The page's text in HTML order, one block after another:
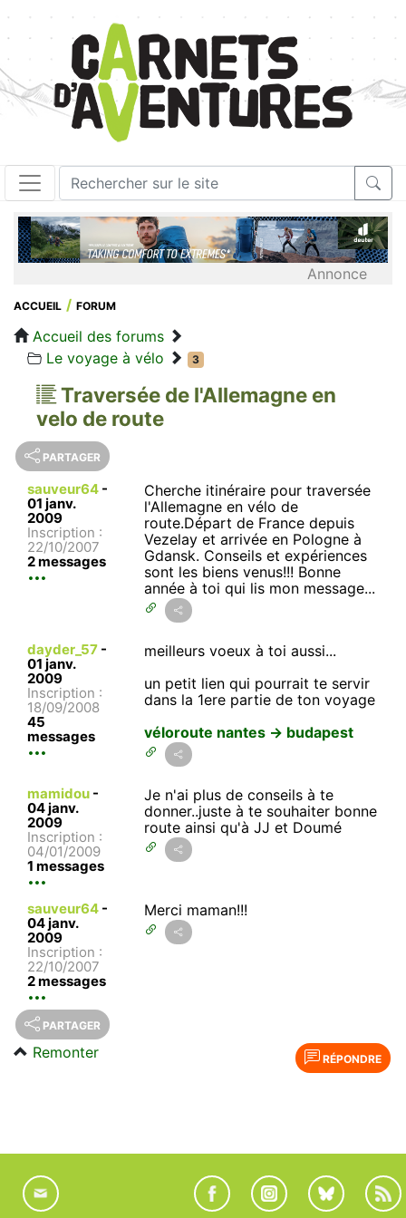
Annonce
ACCUEIL FORUM
Accueil des forums
Le voyage à vélo
3
Traversée de l'Allemagne en
velo de route
PARTAGER
sauveur64 -
01 janv.
2009
Inscription :
22/10/2007
2 messages
Cherche itinéraire pour traversée
l'Allemagne en vélo de
route.Départ de France depuis
Vezelay et arrivée en Pologne à
Gdansk. Conseils et expériences
sont les biens venus!!! Bonne
année à toi qui lis mon message...
dayder_57 -
01 janv.
2009
Inscription :
18/09/2008
45
messages
meilleurs voeux à toi aussi...
un petit lien qui pourrait te servir
dans la 1ere partie de ton voyage
véloroute nantes -> budapest
mamidou -
04 janv.
2009
Inscription :
04/01/2009
1 messages
Je n'ai plus de conseils à te
donner..juste à te souhaiter bonne
route ainsi qu'à JJ et Doumé
sauveur64 -
04 janv.
2009
Inscription :
22/10/2007
2 messages
Merci maman!!!
PARTAGER
RÉPONDRE
Remonter